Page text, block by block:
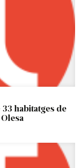
habitatges de